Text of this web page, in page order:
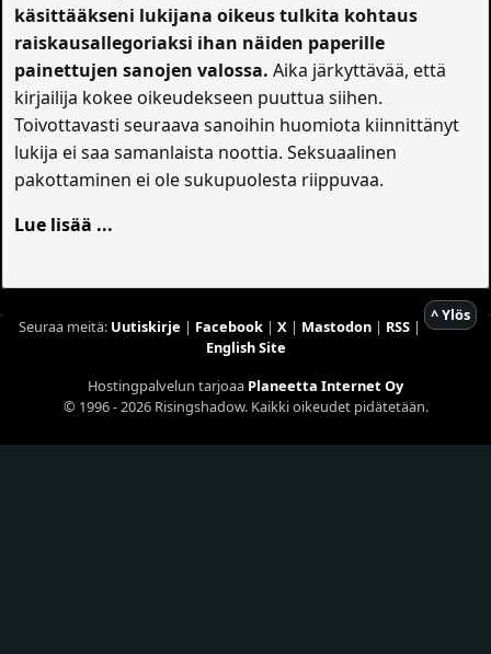
käsittääkseni lukijana oikeus tulkita kohtaus
raiskausallegoriaksi ihan näiden paperille
painettujen sanojen valossa. Aika järkyttävää, että
kirjailija kokee oikeudekseen puuttua siihen.
Toivottavasti seuraava sanoihin huomiota kiinnittänyt
lukija ei saa samanlaista noottia. Seksuaalinen
pakottaminen ei ole sukupuolesta riippuvaa.
Lue lisää ...
^ Ylös
Seuraa meitä: Uutiskirje | Facebook| X| Mastodon| RSS|
English Site
Hostingpalvelun tarjoaa Planeetta Internet Oy
© 1996 - 2026 Risingshadow. Kaikki oikeudet pidätetään.